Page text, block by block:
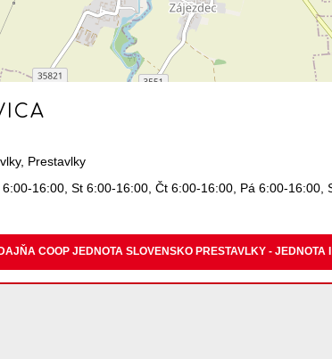
Prestavlky
16:00, St 6:00-16:00, Čt 6:00-16:00, Pá 6:00-16:00,
COOP JEDNOTA SLOVENSKO PRESTAVLKY - JEDNOTA